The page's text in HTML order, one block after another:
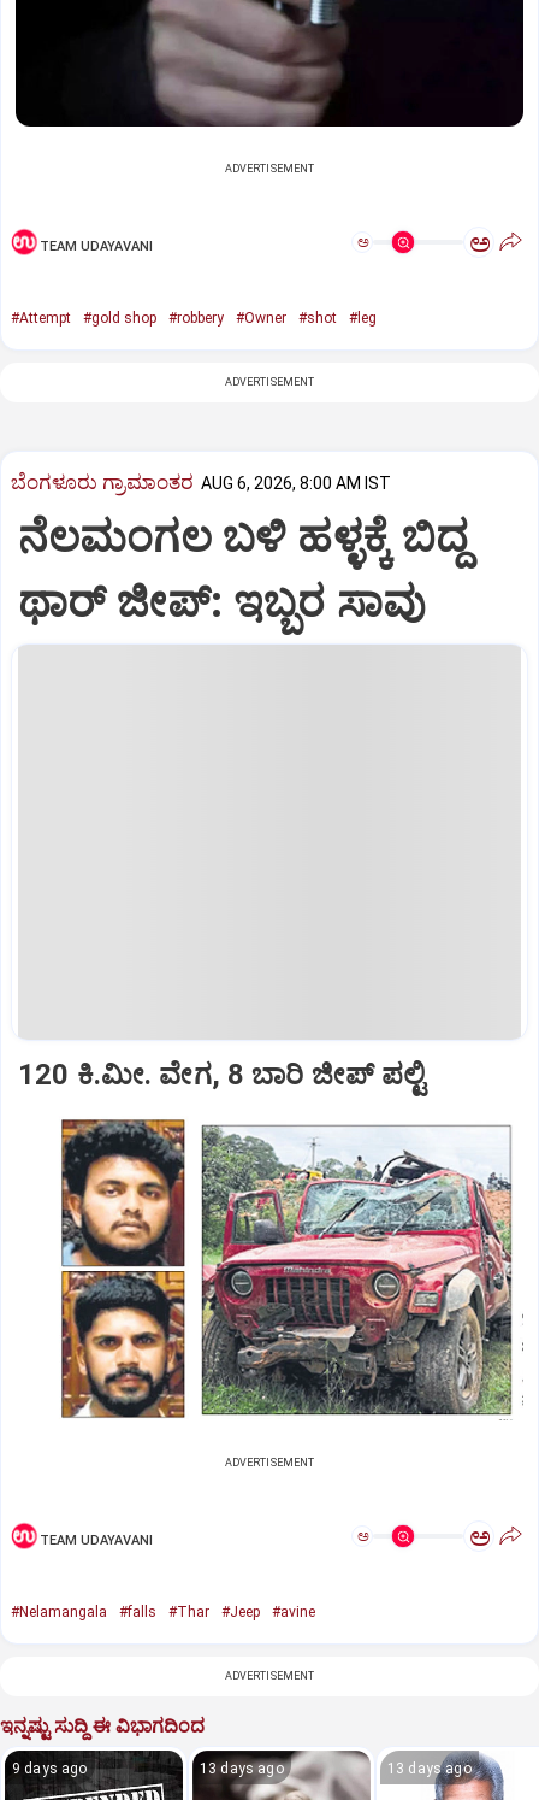
ADVERTISEMENT
TEAM UDAYAVANI ಅ ಅ
#Attempt #gold shop #robbery #Owner #shot #leg
ADVERTISEMENT
ಬೆಂಗಳೂರು ಗ್ರಾಮಾಂತರ AUG 6, 2026, 8:00 AM IST
ನೆಲಮಂಗಲ ಬಳಿ ಹಳ್ಳಕ್ಕೆ ಬಿದ್ದ
ಥಾರ್‌ ಜೀಪ್‌: ಇಬ್ಬರ ಸಾವು
120 ಕಿ.ಮೀ. ವೇಗ, 8 ಬಾರಿ ಜೀಪ್‌ ಪಲ್ಟಿ
ADVERTISEMENT
TEAM UDAYAVANI ಅ ಅ
#Nelamangala #falls #Thar #Jeep #avine
ADVERTISEMENT
ಇನ್ನಷ್ಟು ಸುದ್ದಿ ಈ ವಿಭಾಗದಿಂದ
9 days ago 13 days ago 13 days ago